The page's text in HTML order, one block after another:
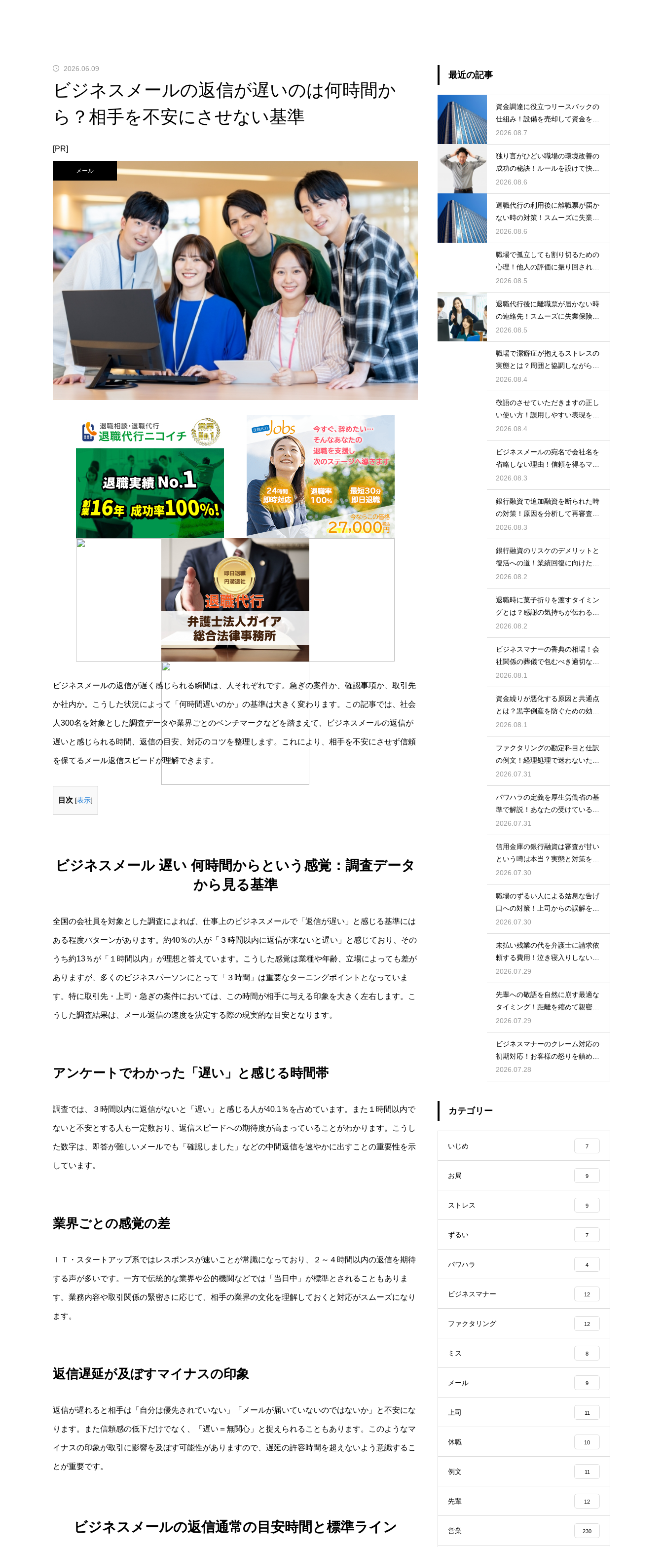
2026.06.09
ビジネスメールの返信が遅いのは何時間か
ら？相手を不安にさせない基準
[PR]
メール
ビジネスメールの返信が遅く感じられる瞬間は、人それぞれです。急ぎの案件か、確認事項か、取引先
か社内か。こうした状況によって「何時間遅いのか」の基準は大きく変わります。この記事では、社会
人300名を対象とした調査データや業界ごとのベンチマークなどを踏まえて、ビジネスメールの返信が
遅いと感じられる時間、返信の目安、対応のコツを整理します。これにより、相手を不安にさせず信頼
を保てるメール返信スピードが理解できます。
目次 [表示]
ビジネスメール 遅い 何時間からという感覚：調査データ
から見る基準
全国の会社員を対象とした調査によれば、仕事上のビジネスメールで「返信が遅い」と感じる基準には
ある程度パターンがあります。約40％の人が「３時間以内に返信が来ないと遅い」と感じており、その
うち約13％が「１時間以内」が理想と答えています。こうした感覚は業種や年齢、立場によっても差が
ありますが、多くのビジネスパーソンにとって「３時間」は重要なターニングポイントとなっていま
す。特に取引先・上司・急ぎの案件においては、この時間が相手に与える印象を大きく左右します。こ
うした調査結果は、メール返信の速度を決定する際の現実的な目安となります。
アンケートでわかった「遅い」と感じる時間帯
調査では、３時間以内に返信がないと「遅い」と感じる人が40.1％を占めています。また１時間以内で
ないと不安とする人も一定数おり、返信スピードへの期待度が高まっていることがわかります。こうし
た数字は、即答が難しいメールでも「確認しました」などの中間返信を速やかに出すことの重要性を示
しています。
業界ごとの感覚の差
ＩＴ・スタートアップ系ではレスポンスが速いことが常識になっており、２～４時間以内の返信を期待
する声が多いです。一方で伝統的な業界や公的機関などでは「当日中」が標準とされることもありま
す。業務内容や取引関係の緊密さに応じて、相手の業界の文化を理解しておくと対応がスムーズになり
ます。
返信遅延が及ぼすマイナスの印象
返信が遅れると相手は「自分は優先されていない」「メールが届いていないのではないか」と不安にな
ります。また信頼感の低下だけでなく、「遅い＝無関心」と捉えられることもあります。このようなマ
イナスの印象が取引に影響を及ぼす可能性がありますので、遅延の許容時間を超えないよう意識するこ
とが重要です。
ビジネスメールの返信通常の目安時間と標準ライン
最近の記事
資金調達に役立つリースバックの
仕組み！設備を売却して資金を得
る方法
2026.08.7
独り言がひどい職場の環境改善の
成功の秘訣！ルールを設けて快適
な空間を作る
2026.08.6
退職代行の利用後に離職票が届か
ない時の対策！スムーズに失業保
険をもらう
2026.08.6
職場で孤立しても割り切るための
心理！他人の評価に振り回されな
いための術
2026.08.5
退職代行後に離職票が届かない時
の連絡先！スムーズに失業保険を
もらう術
2026.08.5
職場で潔癖症が抱えるストレスの
実態とは？周囲と協調しながら快
適に働く術
2026.08.4
敬語のさせていただきますの正し
い使い方！誤用しやすい表現を理
解する術
2026.08.4
ビジネスメールの宛名で会社名を
省略しない理由！信頼を得るマナ
ー
2026.08.3
銀行融資で追加融資を断られた時
の対策！原因を分析して再審査を
狙う
2026.08.3
銀行融資のリスケのデメリットと
復活への道！業績回復に向けた事
業計画
2026.08.2
退職時に菓子折りを渡すタイミン
グとは？感謝の気持ちが伝わる正
しいマナー
2026.08.2
ビジネスマナーの香典の相場！会
社関係の葬儀で包むべき適切な金
額の目安
2026.08.1
資金繰りが悪化する原因と共通点
とは？黒字倒産を防ぐための効果
的な対策
2026.08.1
ファクタリングの勘定科目と仕訳
の例文！経理処理で迷わないため
の知識
2026.07.31
パワハラの定義を厚生労働省の基
準で解説！あなたの受けている行
為は該当する？
2026.07.31
信用金庫の銀行融資は審査が甘い
という噂は本当？実態と対策を徹
底解説
2026.07.30
職場のずるい人による姑息な告げ
口への対策！上司からの誤解を解
いて自分の身の潔白を証明する手
順
2026.07.30
未払い残業の代を弁護士に請求依
頼する費用！泣き寝入りしないた
めの知識
2026.07.29
先輩への敬語を自然に崩す最適な
タイミング！距離を縮めて親密な
関係を築くためのステップ
2026.07.29
ビジネスマナーのクレーム対応の
初期対応！お客様の怒りを鎮める
謝罪の形
2026.07.28
カテゴリー
いじめ 7
お局 9
ストレス 9
ずるい 7
パワハラ 4
ビジネスマナー 12
ファクタリング 12
ミス 8
メール 9
上司 11
休職 10
例文 11
先輩 12
営業 230